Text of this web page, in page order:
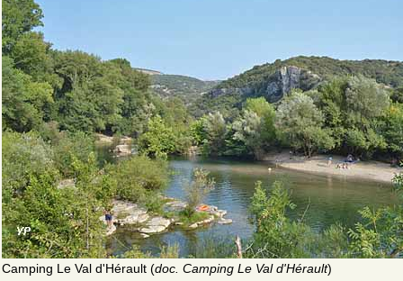
Camping Le Val d'Hérault (doc. Camping Le Val d'Hérault)